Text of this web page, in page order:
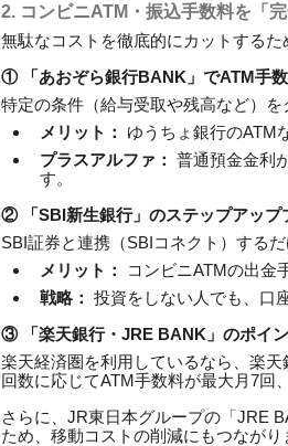
2. コンビニATM・振込手数料を「
無駄なコストを徹底的にカットする
① 「あおぞら銀行BANK」でATM手
特定の条件（給与受取や残高など）
メリット：
ゆうちょ銀行のATM
プラスアルファ： 普通預金金利
す。
② 「SBI新生銀行」のステップアップ
SBI証券と連携（SBIコネクト）する
メリット：
コンビニATMの出金
戦略： 投資をしない人でも、口
③ 「楽天銀行・JRE BANK」のポイ
楽天経済圏を利用しているなら、楽
回数に応じてATM手数料が最大月7回
さらに、JR東日本グループの「JRE
ため、移動コストの削減にもつながり